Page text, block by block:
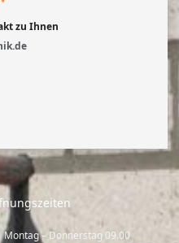
zu Ihnen
Montag – Donnerstag 09.00